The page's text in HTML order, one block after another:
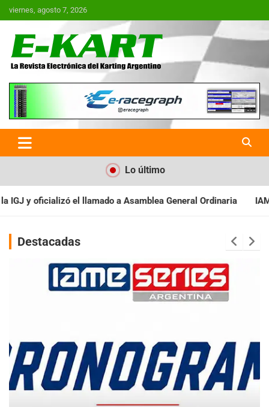
Saltar
al
viernes, agosto 7, 2026
E-Kart.com.ar | La Revista
Electrónica del Karting en
Argentina
Lo último
General Ordinaria IAME SERIES ARGENTINA: Baradero
Destacadas